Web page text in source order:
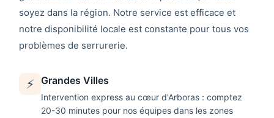
soyez dans la région. Notre service est efficace et
notre disponibilité locale est constante pour tous vos
problèmes de serrurerie.
⚡ Grandes Villes
Intervention express au cœur d'Arboras : comptez
20-30 minutes pour nos équipes dans les zones